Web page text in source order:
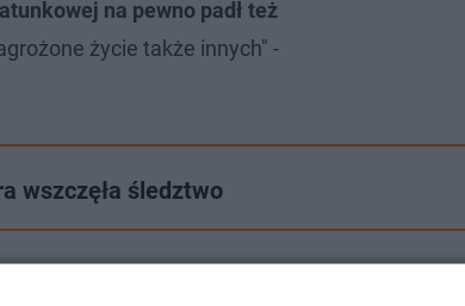
na pewno padł też
życie także innych" -
wszczęła śledztwo